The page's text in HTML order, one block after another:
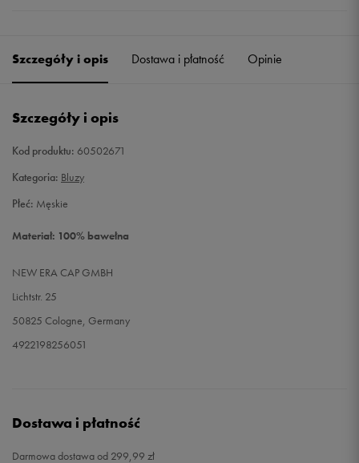
Szczegóły i opis Dostawa i płatność Opinie
Szczegóły i opis
Kod produktu: 60502671
Kategoria: Bluzy
Płeć: Męskie
Materiał: 100% bawełna
NEW ERA CAP GMBH
Lichtstr. 25
50825 Cologne, Germany
4922198256051
Dostawa i płatność
Darmowa dostawa od 299,99 zł